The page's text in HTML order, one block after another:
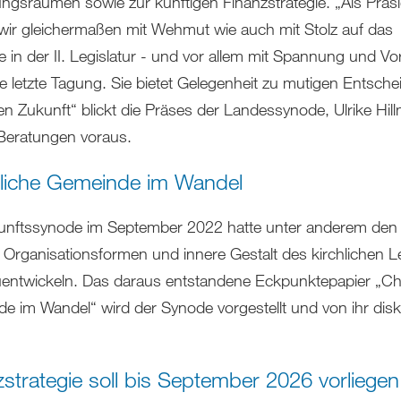
gleichermaßen mit Wehmut wie auch mit Stolz auf das
in der II. Legislatur - und vor allem mit Spannung und
letzte Tagung. Sie bietet Gelegenheit zu mutigen
Zukunft“ blickt die Präses der Landessynode, Ulrike
voraus.
Gemeinde im Wandel
im September 2022 hatte unter anderem
und innere Gestalt des kirchlichen
Das daraus entstandene Eckpunktepapier
im Wandel“ wird der Synode vorgestellt und von ihr
soll bis September 2026 vorliegen